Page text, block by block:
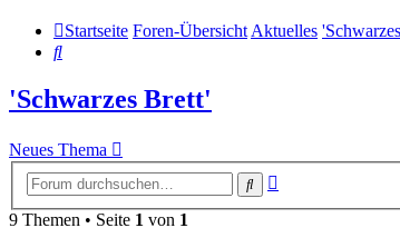
Startseite Foren-ÜbersichtAktuelles
Suche
'Schwarzes Brett'
Neues Thema
Suche
9 Themen • Seite 1 von 1